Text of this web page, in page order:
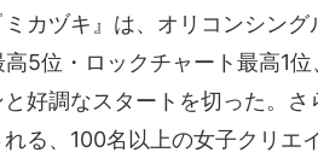
カヅキ』は、オリコンシン
5位・ロックチャート最高1位
好調なスタートを切った。
る、100名以上の女子クリエ